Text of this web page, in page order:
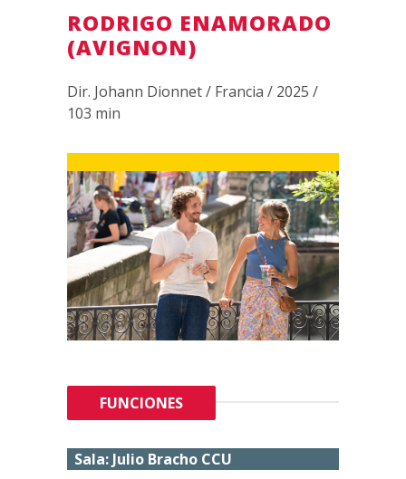
RODRIGO ENAMORADO
(AVIGNON)
Dir. Johann Dionnet / Francia / 2025 /
103 min
FUNCIONES
Sala: Julio Bracho CCU